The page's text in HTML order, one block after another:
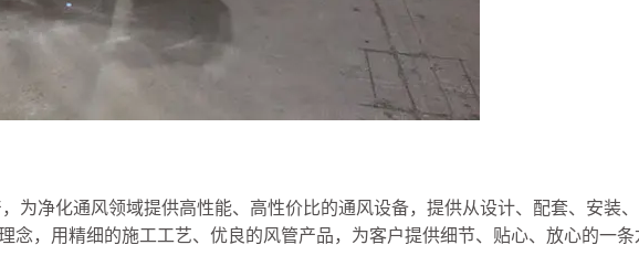
为净化通风领域提供高性能、高性价比的通风设备，提供从设计、配套、安装
念，用精细的施工工艺、优良的风管产品，为客户提供细节、贴心、放心的一条